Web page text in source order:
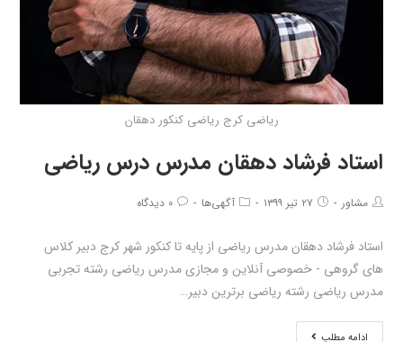
ریاضی کرج ریاضی کنکور دهقان
استاد فرشاد دهقان مدرس درس ریاضی
مشاور ۲۷ تیر ۱۳۹۹ آگهی‌ها ۰ دیدگاه
استاد فرشاد دهقان مدرس ریاضی از پایه تا کنکور شهر کرج دبیر کلاس
های گروهی - خصوصی آنلاین و مجازی مدرس ریاضی رشته تجربی
مدرس ریاضی رشته ریاضی برترین دبیر…
ادامه مطلب